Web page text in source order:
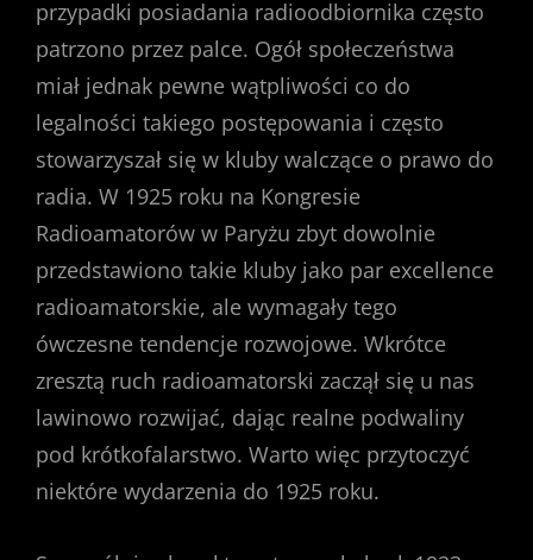
przypadki posiadania radioodbiornika często
patrzono przez palce. Ogół społeczeństwa
miał jednak pewne wątpliwości co do
legalności takiego postępowania i często
stowarzyszał się w kluby walczące o prawo do
radia. W 1925 roku na Kongresie
Radioamatorów w Paryżu zbyt dowolnie
przedstawiono takie kluby jako par excellence
radioamatorskie, ale wymagały tego
ówczesne tendencje rozwojowe. Wkrótce
zresztą ruch radioamatorski zaczął się u nas
lawinowo rozwijać, dając realne podwaliny
pod krótkofalarstwo. Warto więc przytoczyć
niektóre wydarzenia do 1925 roku.